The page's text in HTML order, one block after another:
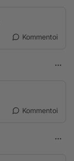
Kommentoi
Kommentoi